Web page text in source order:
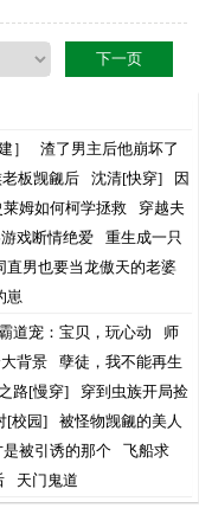
下一页
］
渣了男主后他崩坏了
板觊觎后 沈清[快穿]
因
莱姆如何柯学拯救
穿越夫
戏断情绝爱
重生成一只
直男也要当龙傲天的老婆
崽
道宠：宝贝，玩心动
师
背景
孽徒，我不能再生
路[慢穿]
穿到虫族开局捡
[校园]
被怪物觊觎的美人
是被引诱的那个
飞船求
天门鬼道